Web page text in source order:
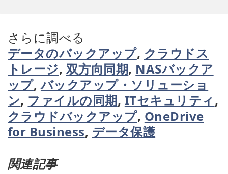
さらに調べる
データのバックアップ, クラウドス
トレージ, 双方向同期, NASバックア
ップ,バックアップ・ソリューショ
ン, ファイルの同期, ITセキュリティ,
クラウドバックアップ, OneDrive
for Business, データ保護
関連記事